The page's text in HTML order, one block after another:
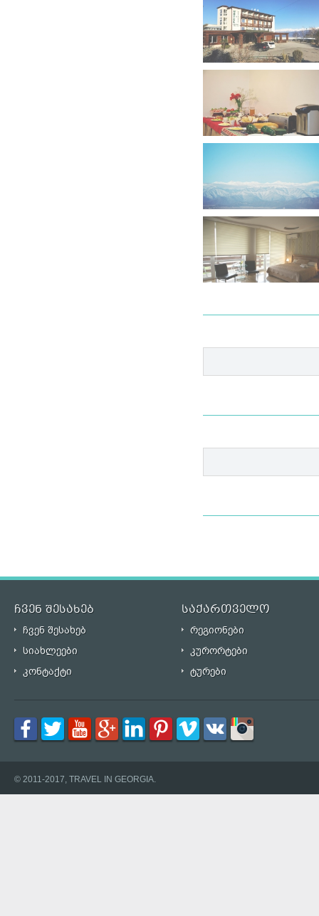
ჩვენ შესახებ საქართველო
ჩვენ შესახებ
რეგიონები
სიახლეები
კურორტები
კონტაქტი
ტურები
© 2011-2017, TRAVEL IN GEORGIA.